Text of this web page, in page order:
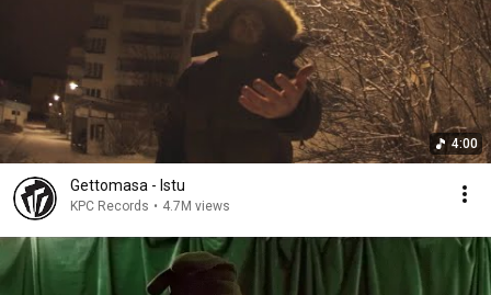
4:00
Gettomasa - Istu
KPC Records • 4.7M views